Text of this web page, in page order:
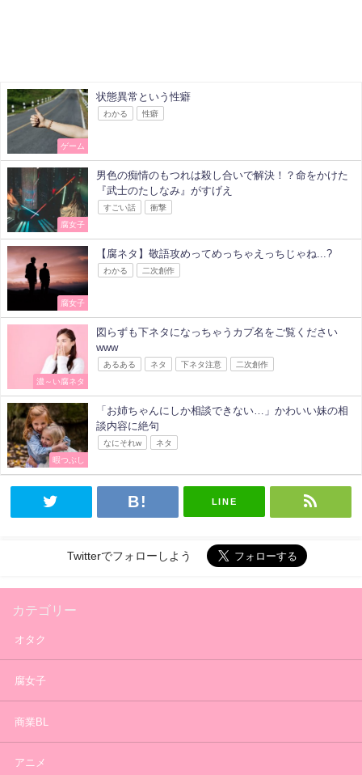
ゲーム
状態異常という性癖
わかる 性癖
腐女子
男色の痴情のもつれは殺し合いで解決！？命をかけた
『武士のたしなみ』がすげえ
すごい話 衝撃
腐女子
【腐ネタ】敬語攻めってめっちゃえっちじゃね...?
わかる 二次創作
濃～い腐ネタ
図らずも下ネタになっちゃうカプ名をご覧ください
www
あるある ネタ 下ネタ注意 二次創作
暇つぶし
「お姉ちゃんにしか相談できない…」かわいい妹の相
談内容に絶句
なにそれw ネタ
LINE
Twitterでフォローしよう
カテゴリー
オタク
腐女子
商業BL
アニメ